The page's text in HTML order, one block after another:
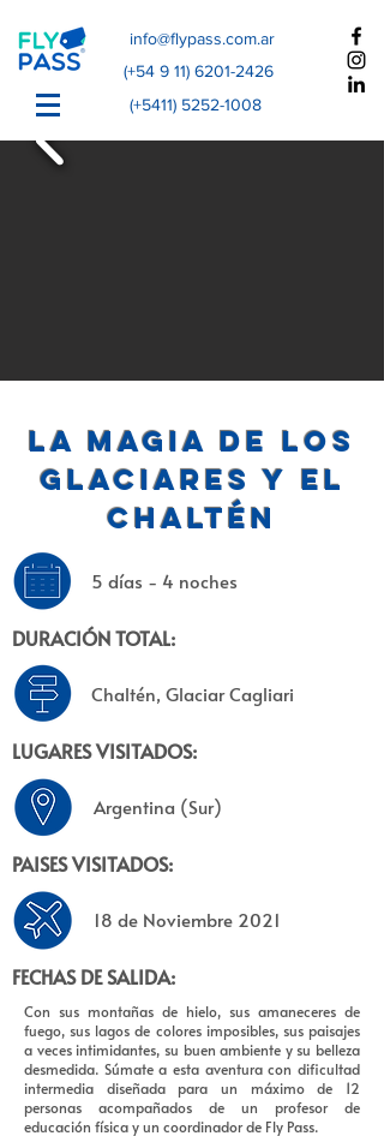
info@flypass.com.ar
(+54 9 11) 6201-2426
(+5411) 5252-1008
La Magia de Los
Glaciares y El
Chaltén
Con sus montañas de hielo, sus amaneceres de
fuego, sus lagos de colores imposibles, sus paisajes
a veces intimidantes, su buen ambiente y su belleza
desmedida. Súmate a esta aventura con dificultad
intermedia diseñada para un máximo de 12
personas acompañados de un profesor de
educación física y un coordinador de Fly Pass.
5 días - 4 noches
Chaltén, Glaciar Cagliari
Argentina (Sur)
18 de Noviembre 2021
DURACIÓN TOTAL:
LUGARES VISITADOS:
FECHAS DE SALIDA:
PAISES VISITADOS: